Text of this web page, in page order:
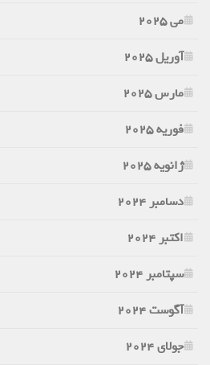
می 2025
آوریل 2025
مارس 2025
فوریه 2025
ژانویه 2025
دسامبر 2024
اکتبر 2024
سپتامبر 2024
آگوست 2024
جولای 2024